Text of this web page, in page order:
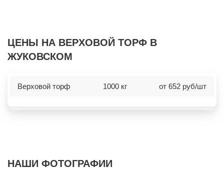
ЦЕНЫ НА ВЕРXОВОЙ ТОРФ В
ЖУКОВСКОМ
Верxовой торф 1000 кг от 652 руб/шт
НАШИ ФОТОГРАФИИ